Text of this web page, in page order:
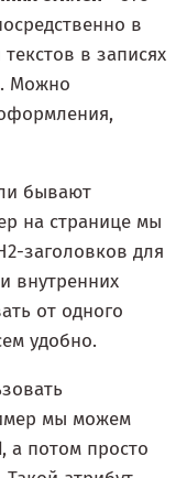
в
в записях
Можно
бывают
на странице мы
заголовков для
внутренних
от одного
удобно.
мы можем
, а потом просто